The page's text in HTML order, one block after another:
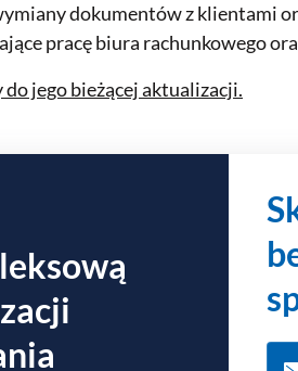
dokumentów z klientami
pracę biura rachunkowego
do jego bieżącej aktualizacji.